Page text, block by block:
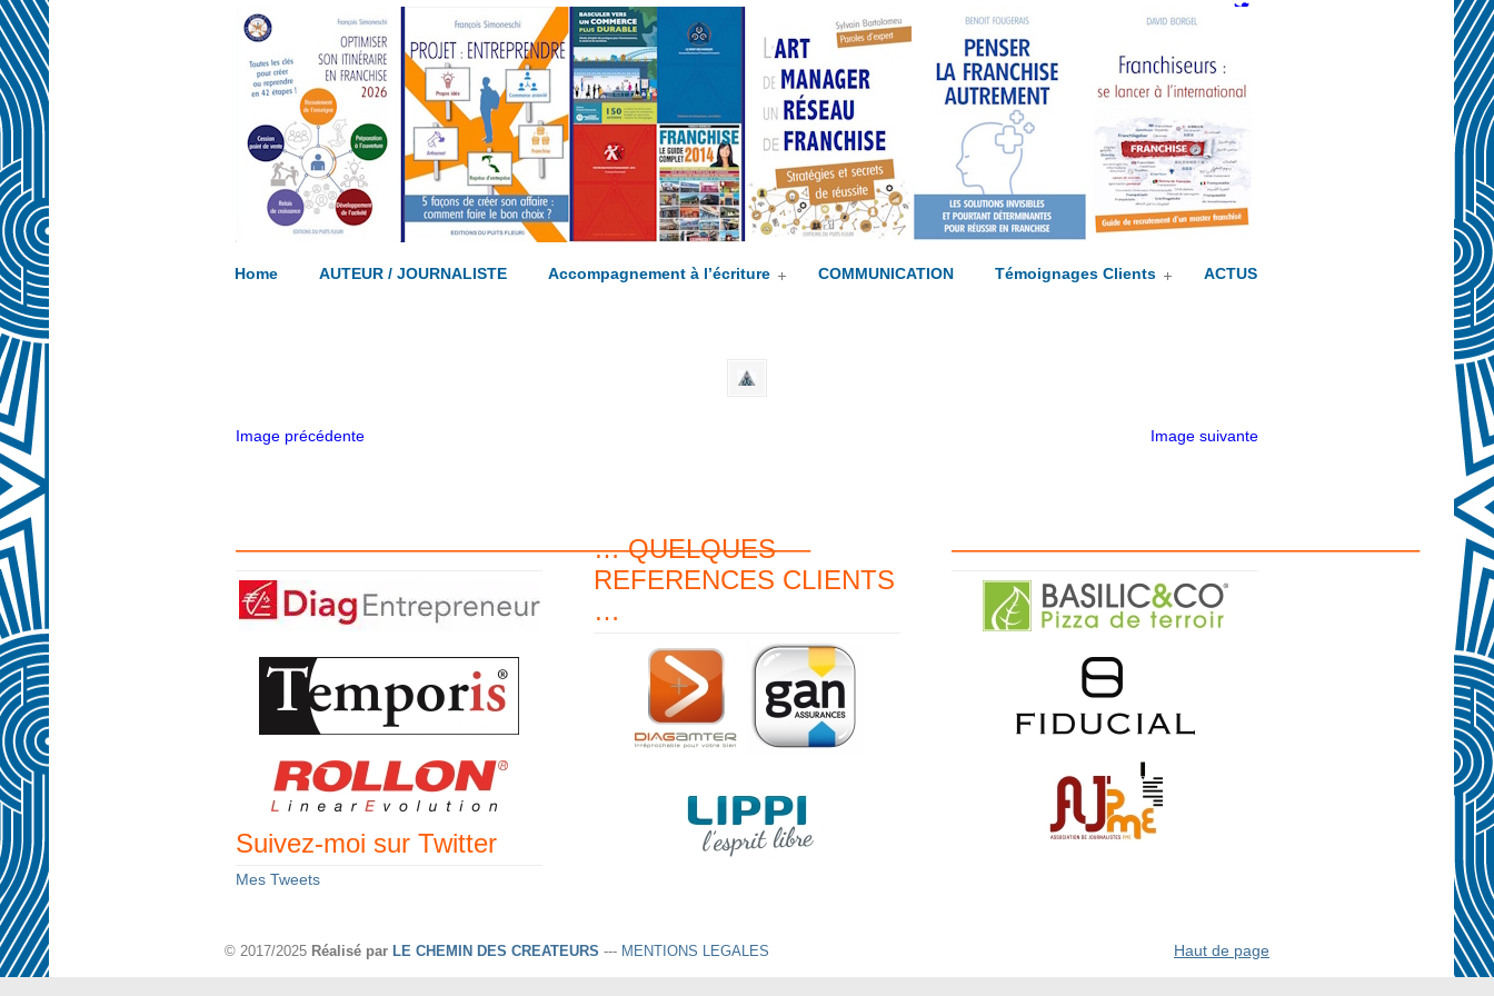
Ecrivez votre propre ouvrage… accompagné(e) !
Home AUTEUR / JOURNALISTE Accompagnement à l’écriture COMMUNICATION Témoignages Clients ACTUS
Image précédente Image suivante
—————————————————————–
Suivez-moi sur Twitter
Mes Tweets
… QUELQUES
REFERENCES CLIENTS
…
—————————————————–
© 2017/2025 Réalisé par LE CHEMIN DES CREATEURS --- MENTIONS LEGALES Haut de page